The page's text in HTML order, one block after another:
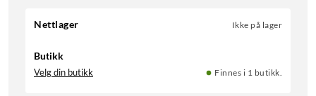
Nettlager Ikke på lager
Butikk
Velg din butikk Finnes i 1 butikk.